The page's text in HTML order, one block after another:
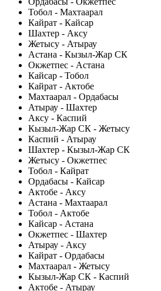
Тобол - Махтаарал
Кайрат - Кайсар
Шахтер - Аксу
Жетысу - Атырау
Астана - Кызыл-Жар СК
Окжетпес - Астана
Кайсар - Тобол
Кайрат - Актобе
Махтаарал - Ордабасы
Атырау - Шахтер
Аксу - Каспий
Кызыл-Жар СК - Жетысу
Каспий - Атырау
Шахтер - Кызыл-Жар СК
Жетысу - Окжетпес
Тобол - Кайрат
Ордабасы - Кайсар
Актобе - Аксу
Астана - Махтаарал
Тобол - Актобе
Кайсар - Астана
Окжетпес - Шахтер
Атырау - Аксу
Кайрат - Ордабасы
Махтаарал - Жетысу
Кызыл-Жар СК - Каспий
Актобе - Атырау